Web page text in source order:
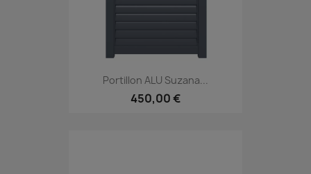
Portillon ALU Suzana...
450,00 €